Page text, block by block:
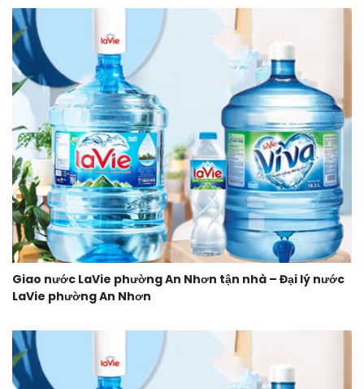
Giao nước LaVie phường An Nhơn tận nhà – Đại lý nước
LaVie phường An Nhơn